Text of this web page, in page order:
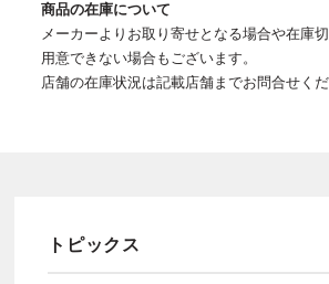
商品の在庫について
メーカーよりお取り寄せとなる場合や在庫
用意できない場合もございます。
店舗の在庫状況は記載店舗までお問合せくだ
トピックス